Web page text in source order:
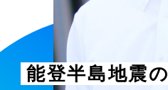
能登半島地震の